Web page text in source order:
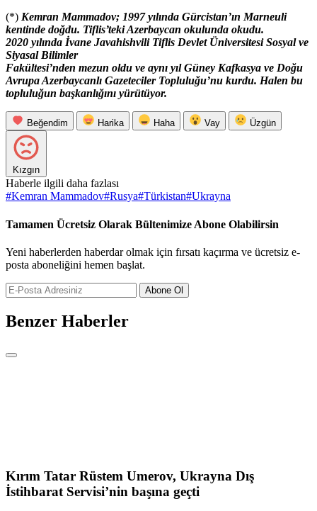
(*) Kemran Mammadov; 1997 yılında Gürcistan’ın Marneuli
kentinde doğdu. Tiflis’teki Azerbaycan okulunda okudu.
2020 yılında İvane Javahishvili Tiflis Devlet Üniversitesi Sosyal ve
Siyasal Bilimler
Fakültesi’nden mezun oldu ve aynı yıl Güney Kafkasya ve Doğu
Avrupa Azerbaycanlı Gazeteciler Topluluğu’nu kurdu. Halen bu
topluluğun başkanlığını yürütüyor.
Beğendim Harika Haha Vay Üzgün
Kızgın
Haberle ilgili daha fazlası
#Kemran Mammadov#Rusya#Türkistan#Ukrayna
Tamamen Ücretsiz Olarak Bültenimize Abone Olabilirsin
Yeni haberlerden haberdar olmak için fırsatı kaçırma ve ücretsiz e-
posta aboneliğini hemen başlat.
Abone Ol
Benzer Haberler
Kırım Tatar Rüstem Umerov, Ukrayna Dış
İstihbarat Servisi’nin başına geçti